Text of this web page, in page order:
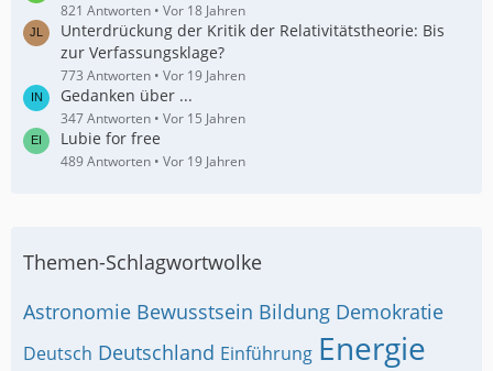
821 Antworten Vor 18 Jahren
Unterdrückung der Kritik der Relativitätstheorie: Bis
zur Verfassungsklage?
773 Antworten Vor 19 Jahren
Gedanken über ...
347 Antworten Vor 15 Jahren
Lubie for free
489 Antworten Vor 19 Jahren
Themen-Schlagwortwolke
Astronomie Bewusstsein Bildung Demokratie
Deutsch Deutschland Einführung Energie